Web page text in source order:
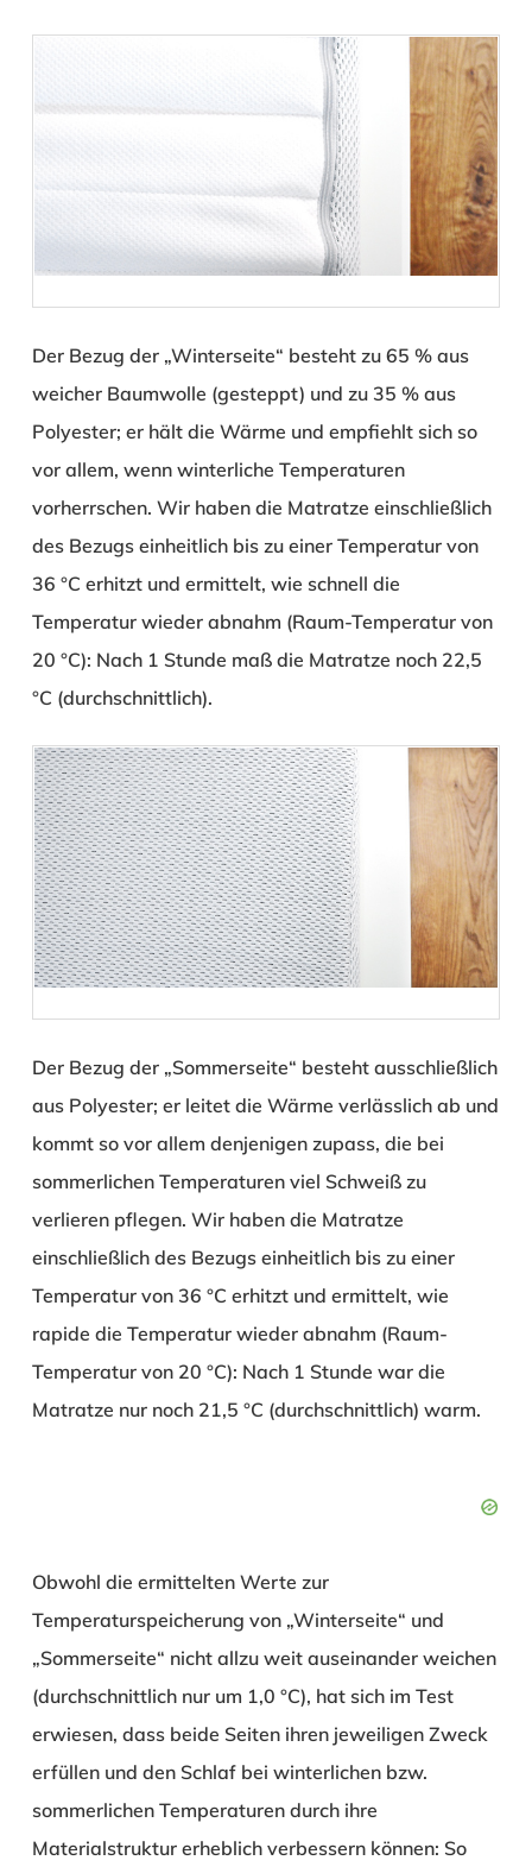
Der Bezug der „Winterseite“ besteht zu 65 % aus
weicher Baumwolle (gesteppt) und zu 35 % aus
Polyester; er hält die Wärme und empfiehlt sich so
vor allem, wenn winterliche Temperaturen
vorherrschen. Wir haben die Matratze einschließlich
des Bezugs einheitlich bis zu einer Temperatur von
36 °C erhitzt und ermittelt, wie schnell die
Temperatur wieder abnahm (Raum-Temperatur von
20 °C): Nach 1 Stunde maß die Matratze noch 22,5
°C (durchschnittlich).
Der Bezug der „Sommerseite“ besteht ausschließlich
aus Polyester; er leitet die Wärme verlässlich ab und
kommt so vor allem denjenigen zupass, die bei
sommerlichen Temperaturen viel Schweiß zu
verlieren pflegen. Wir haben die Matratze
einschließlich des Bezugs einheitlich bis zu einer
Temperatur von 36 °C erhitzt und ermittelt, wie
rapide die Temperatur wieder abnahm (Raum-
Temperatur von 20 °C): Nach 1 Stunde war die
Matratze nur noch 21,5 °C (durchschnittlich) warm.
Obwohl die ermittelten Werte zur
Temperaturspeicherung von „Winterseite“ und
„Sommerseite“ nicht allzu weit auseinander weichen
(durchschnittlich nur um 1,0 °C), hat sich im Test
erwiesen, dass beide Seiten ihren jeweiligen Zweck
erfüllen und den Schlaf bei winterlichen bzw.
sommerlichen Temperaturen durch ihre
Materialstruktur erheblich verbessern können: So